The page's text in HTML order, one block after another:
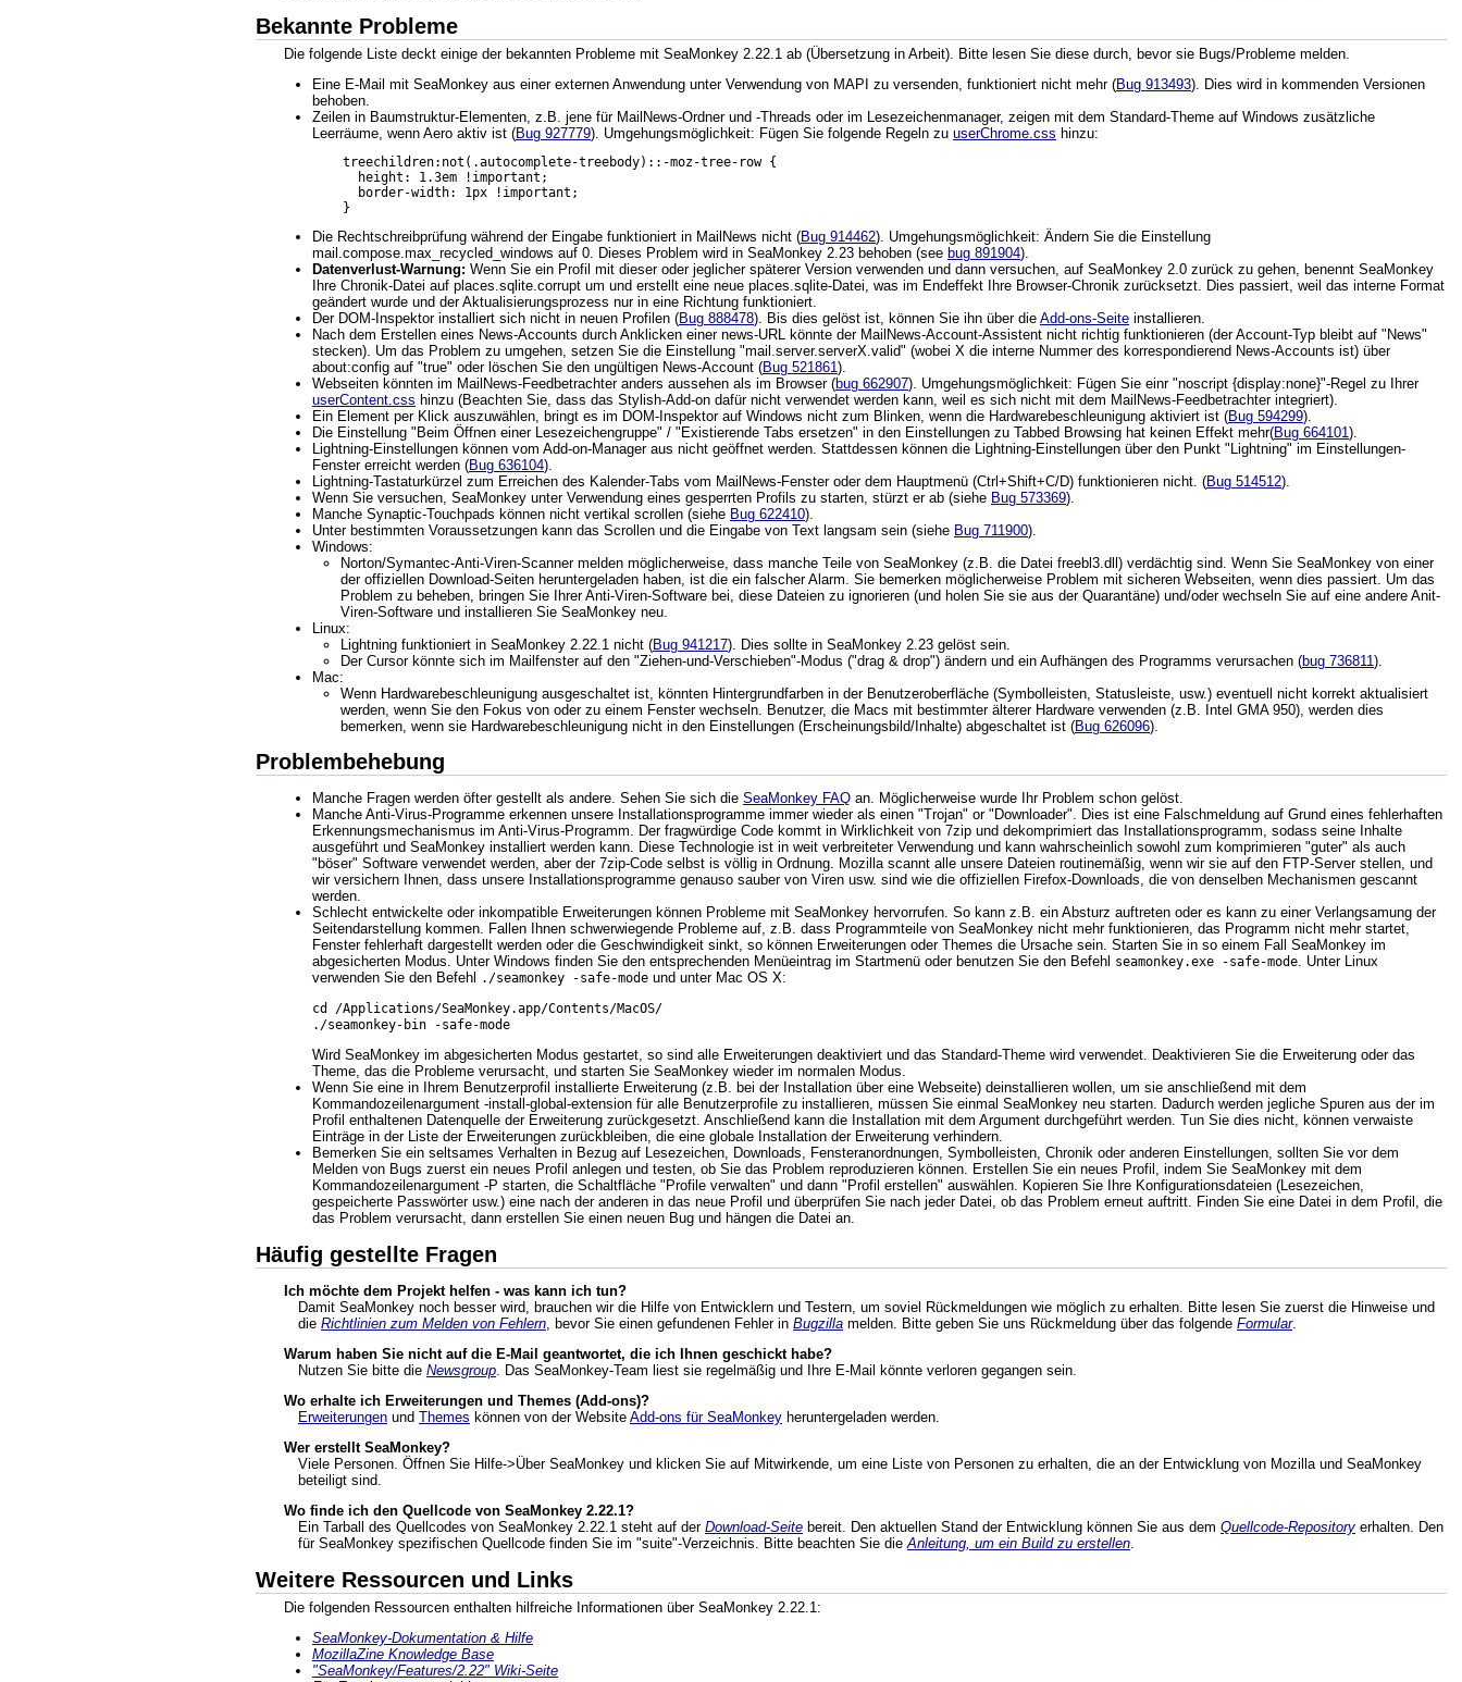
Bekannte Probleme
Die folgende Liste deckt einige der bekannten Probleme mit SeaMonkey 2.22.1 ab (Übersetzung in Arbeit). Bitte lesen Sie diese durch, bevor sie Bugs/Probleme melden.
Eine E-Mail mit SeaMonkey aus einer externen Anwendung unter Verwendung von MAPI zu versenden, funktioniert nicht mehr (Bug 913493). Dies wird in kommenden Versionen
behoben.
Zeilen in Baumstruktur-Elementen, z.B. jene für MailNews-Ordner und -Threads oder im Lesezeichenmanager, zeigen mit dem Standard-Theme auf Windows zusätzliche
Leerräume, wenn Aero aktiv ist (Bug 927779). Umgehungsmöglichkeit: Fügen Sie folgende Regeln zu userChrome.css hinzu:
    treechildren:not(.autocomplete-treebody)::-moz-tree-row {
      height: 1.3em !important;
      border-width: 1px !important;
    }
Die Rechtschreibprüfung während der Eingabe funktioniert in MailNews nicht (Bug 914462). Umgehungsmöglichkeit: Ändern Sie die Einstellung
mail.compose.max_recycled_windows auf 0. Dieses Problem wird in SeaMonkey 2.23 behoben (see bug 891904).
Datenverlust-Warnung: Wenn Sie ein Profil mit dieser oder jeglicher späterer Version verwenden und dann versuchen, auf SeaMonkey 2.0 zurück zu gehen, benennt SeaMonkey
Ihre Chronik-Datei auf places.sqlite.corrupt um und erstellt eine neue places.sqlite-Datei, was im Endeffekt Ihre Browser-Chronik zurücksetzt. Dies passiert, weil das interne Format
geändert wurde und der Aktualisierungsprozess nur in eine Richtung funktioniert.
Der DOM-Inspektor installiert sich nicht in neuen Profilen (Bug 888478). Bis dies gelöst ist, können Sie ihn über die Add-ons-Seite installieren.
Nach dem Erstellen eines News-Accounts durch Anklicken einer news-URL könnte der MailNews-Account-Assistent nicht richtig funktionieren (der Account-Typ bleibt auf "News"
stecken). Um das Problem zu umgehen, setzen Sie die Einstellung "mail.server.serverX.valid" (wobei X die interne Nummer des korrespondierend News-Accounts ist) über
about:config auf "true" oder löschen Sie den ungültigen News-Account (Bug 521861 ).
Webseiten könnten im MailNews-Feedbetrachter anders aussehen als im Browser (bug 662907). Umgehungsmöglichkeit: Fügen Sie einr "noscript {display:none}"-Regel zu Ihrer
userContent.css hinzu (Beachten Sie, dass das Stylish-Add-on dafür nicht verwendet werden kann, weil es sich nicht mit dem MailNews-Feedbetrachter integriert).
Ein Element per Klick auszuwählen, bringt es im DOM-Inspektor auf Windows nicht zum Blinken, wenn die Hardwarebeschleunigung aktiviert ist (Bug 594299).
Die Einstellung "Beim Öffnen einer Lesezeichengruppe" / "Existierende Tabs ersetzen" in den Einstellungen zu Tabbed Browsing hat keinen Effekt mehr(Bug 664101 ).
Lightning-Einstellungen können vom Add-on-Manager aus nicht geöffnet werden. Stattdessen können die Lightning-Einstellungen über den Punkt "Lightning" im Einstellungen-
Fenster erreicht werden (Bug 636104).
Lightning-Tastaturkürzel zum Erreichen des Kalender-Tabs vom MailNews-Fenster oder dem Hauptmenü (Ctrl+Shift+C/D) funktionieren nicht. (Bug 514512).
Wenn Sie versuchen, SeaMonkey unter Verwendung eines gesperrten Profils zu starten, stürzt er ab (siehe Bug 573369).
Manche Synaptic-Touchpads können nicht vertikal scrollen (siehe Bug 622410).
Unter bestimmten Voraussetzungen kann das Scrollen und die Eingabe von Text langsam sein (siehe Bug 711900).
Windows:
Norton/Symantec-Anti-Viren-Scanner melden möglicherweise, dass manche Teile von SeaMonkey (z.B. die Datei freebl3.dll) verdächtig sind. Wenn Sie SeaMonkey von einer
der offiziellen Download-Seiten heruntergeladen haben, ist die ein falscher Alarm. Sie bemerken möglicherweise Problem mit sicheren Webseiten, wenn dies passiert. Um das
Problem zu beheben, bringen Sie Ihrer Anti-Viren-Software bei, diese Dateien zu ignorieren (und holen Sie sie aus der Quarantäne) und/oder wechseln Sie auf eine andere Anit-
Viren-Software und installieren Sie SeaMonkey neu.
Linux:
Lightning funktioniert in SeaMonkey 2.22.1 nicht (Bug 941217). Dies sollte in SeaMonkey 2.23 gelöst sein.
Der Cursor könnte sich im Mailfenster auf den "Ziehen-und-Verschieben"-Modus ("drag & drop") ändern und ein Aufhängen des Programms verursachen (bug 736811 ).
Mac:
Wenn Hardwarebeschleunigung ausgeschaltet ist, könnten Hintergrundfarben in der Benutzeroberfläche (Symbolleisten, Statusleiste, usw.) eventuell nicht korrekt aktualisiert
werden, wenn Sie den Fokus von oder zu einem Fenster wechseln. Benutzer, die Macs mit bestimmter älterer Hardware verwenden (z.B. Intel GMA 950), werden dies
bemerken, wenn sie Hardwarebeschleunigung nicht in den Einstellungen (Erscheinungsbild/Inhalte) abgeschaltet ist (Bug 626096).
Problembehebung
Manche Fragen werden öfter gestellt als andere. Sehen Sie sich die SeaMonkey FAQ an. Möglicherweise wurde Ihr Problem schon gelöst.
Manche Anti-Virus-Programme erkennen unsere Installationsprogramme immer wieder als einen "Trojan" or "Downloader". Dies ist eine Falschmeldung auf Grund eines fehlerhaften
Erkennungsmechanismus im Anti-Virus-Programm. Der fragwürdige Code kommt in Wirklichkeit von 7zip und dekomprimiert das Installationsprogramm, sodass seine Inhalte
ausgeführt und SeaMonkey installiert werden kann. Diese Technologie ist in weit verbreiteter Verwendung und kann wahrscheinlich sowohl zum komprimieren "guter" als auch
"böser" Software verwendet werden, aber der 7zip-Code selbst is völlig in Ordnung. Mozilla scannt alle unsere Dateien routinemäßig, wenn wir sie auf den FTP-Server stellen, und
wir versichern Ihnen, dass unsere Installationsprogramme genauso sauber von Viren usw. sind wie die offiziellen Firefox-Downloads, die von denselben Mechanismen gescannt
werden.
Schlecht entwickelte oder inkompatible Erweiterungen können Probleme mit SeaMonkey hervorrufen. So kann z.B. ein Absturz auftreten oder es kann zu einer Verlangsamung der
Seitendarstellung kommen. Fallen Ihnen schwerwiegende Probleme auf, z.B. dass Programmteile von SeaMonkey nicht mehr funktionieren, das Programm nicht mehr startet,
Fenster fehlerhaft dargestellt werden oder die Geschwindigkeit sinkt, so können Erweiterungen oder Themes die Ursache sein. Starten Sie in so einem Fall SeaMonkey im
abgesicherten Modus. Unter Windows finden Sie den entsprechenden Menüeintrag im Startmenü oder benutzen Sie den Befehl seamonkey.exe -safe-mode. Unter Linux
verwenden Sie den Befehl
./seamonkey -safe-mode und unter Mac OS X:
cd /Applications/SeaMonkey.app/Contents/MacOS/
./seamonkey-bin -safe-mode
Wird SeaMonkey im abgesicherten Modus gestartet, so sind alle Erweiterungen deaktiviert und das Standard-Theme wird verwendet. Deaktivieren Sie die Erweiterung oder das
Theme, das die Probleme verursacht, und starten Sie SeaMonkey wieder im normalen Modus.
Wenn Sie eine in Ihrem Benutzerprofil installierte Erweiterung (z.B. bei der Installation über eine Webseite) deinstallieren wollen, um sie anschließend mit dem
Kommandozeilenargument -install-global-extension für alle Benutzerprofile zu installieren, müssen Sie einmal SeaMonkey neu starten. Dadurch werden jegliche Spuren aus der im
Profil enthaltenen Datenquelle der Erweiterung zurückgesetzt. Anschließend kann die Installation mit dem Argument durchgeführt werden. Tun Sie dies nicht, können verwaiste
Einträge in der Liste der Erweiterungen zurückbleiben, die eine globale Installation der Erweiterung verhindern.
Bemerken Sie ein seltsames Verhalten in Bezug auf Lesezeichen, Downloads, Fensteranordnungen, Symbolleisten, Chronik oder anderen Einstellungen, sollten Sie vor dem
Melden von Bugs zuerst ein neues Profil anlegen und testen, ob Sie das Problem reproduzieren können. Erstellen Sie ein neues Profil, indem Sie SeaMonkey mit dem
Kommandozeilenargument -P starten, die Schaltfläche "Profile verwalten" und dann "Profil erstellen" auswählen. Kopieren Sie Ihre Konfigurationsdateien (Lesezeichen,
gespeicherte Passwörter usw.) eine nach der anderen in das neue Profil und überprüfen Sie nach jeder Datei, ob das Problem erneut auftritt. Finden Sie eine Datei in dem Profil, die
das Problem verursacht, dann erstellen Sie einen neuen Bug und hängen die Datei an.
Häufig gestellte Fragen
Ich möchte dem Projekt helfen - was kann ich tun?
Damit SeaMonkey noch besser wird, brauchen wir die Hilfe von Entwicklern und Testern, um soviel Rückmeldungen wie möglich zu erhalten. Bitte lesen Sie zuerst die Hinweise und
die Richtlinien zum Melden von Fehlern, bevor Sie einen gefundenen Fehler in Bugzilla melden. Bitte geben Sie uns Rückmeldung über das folgende Formular.
Warum haben Sie nicht auf die E-Mail geantwortet, die ich Ihnen geschickt habe?
Nutzen Sie bitte die Newsgroup. Das SeaMonkey-Team liest sie regelmäßig und Ihre E-Mail könnte verloren gegangen sein.
Wo erhalte ich Erweiterungen und Themes (Add-ons)?
Erweiterungen und Themes können von der Website Add-ons für SeaMonkey heruntergeladen werden.
Wer erstellt SeaMonkey?
Viele Personen. Öffnen Sie Hilfe->Über SeaMonkey und klicken Sie auf Mitwirkende, um eine Liste von Personen zu erhalten, die an der Entwicklung von Mozilla und SeaMonkey
beteiligt sind.
Wo finde ich den Quellcode von SeaMonkey 2.22.1?
Ein Tarball des Quellcodes von SeaMonkey 2.22.1 steht auf der Download-Seite bereit. Den aktuellen Stand der Entwicklung können Sie aus dem Quellcode-Repository erhalten. Den
für SeaMonkey spezifischen Quellcode finden Sie im "suite"-Verzeichnis. Bitte beachten Sie dieAnleitung, um ein Build zu erstellen.
Weitere Ressourcen und Links
Die folgenden Ressourcen enthalten hilfreiche Informationen über SeaMonkey 2.22.1:
SeaMonkey-Dokumentation & Hilfe
MozillaZine Knowledge Base
"SeaMonkey/Features/2.22" Wiki-Seite